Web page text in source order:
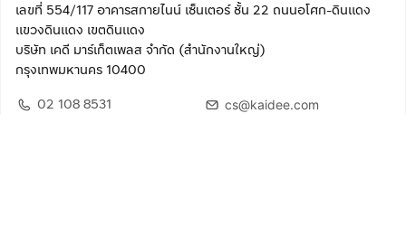
เลขที่ 554/117 อาคารสกายไนน์ เซ็นเตอร์ ชั้น 22 ถนนอโศก-ดินแดง
แขวงดินแดง เขตดินแดง
บริษัท เคดี มาร์เก็ตเพลส จำกัด (สำนักงานใหญ่)
กรุงเทพมหานคร 10400
02 108 8531
cs@kaidee.com